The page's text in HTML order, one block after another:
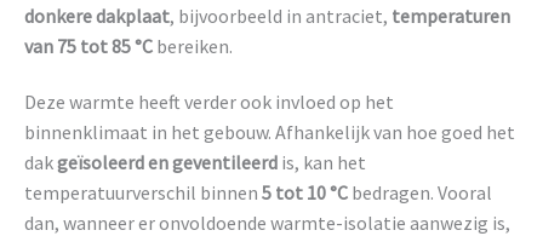
donkere dakplaat, bijvoorbeeld in antraciet, temperaturen
van 75 tot 85 °C bereiken.
Deze warmte heeft verder ook invloed op het
binnenklimaat in het gebouw. Afhankelijk van hoe goed het
dakgeïsoleerd en geventileerd is, kan het
temperatuurverschil binnen 5 tot 10 °C bedragen. Vooral
dan, wanneer er onvoldoende warmte-isolatie aanwezig is,